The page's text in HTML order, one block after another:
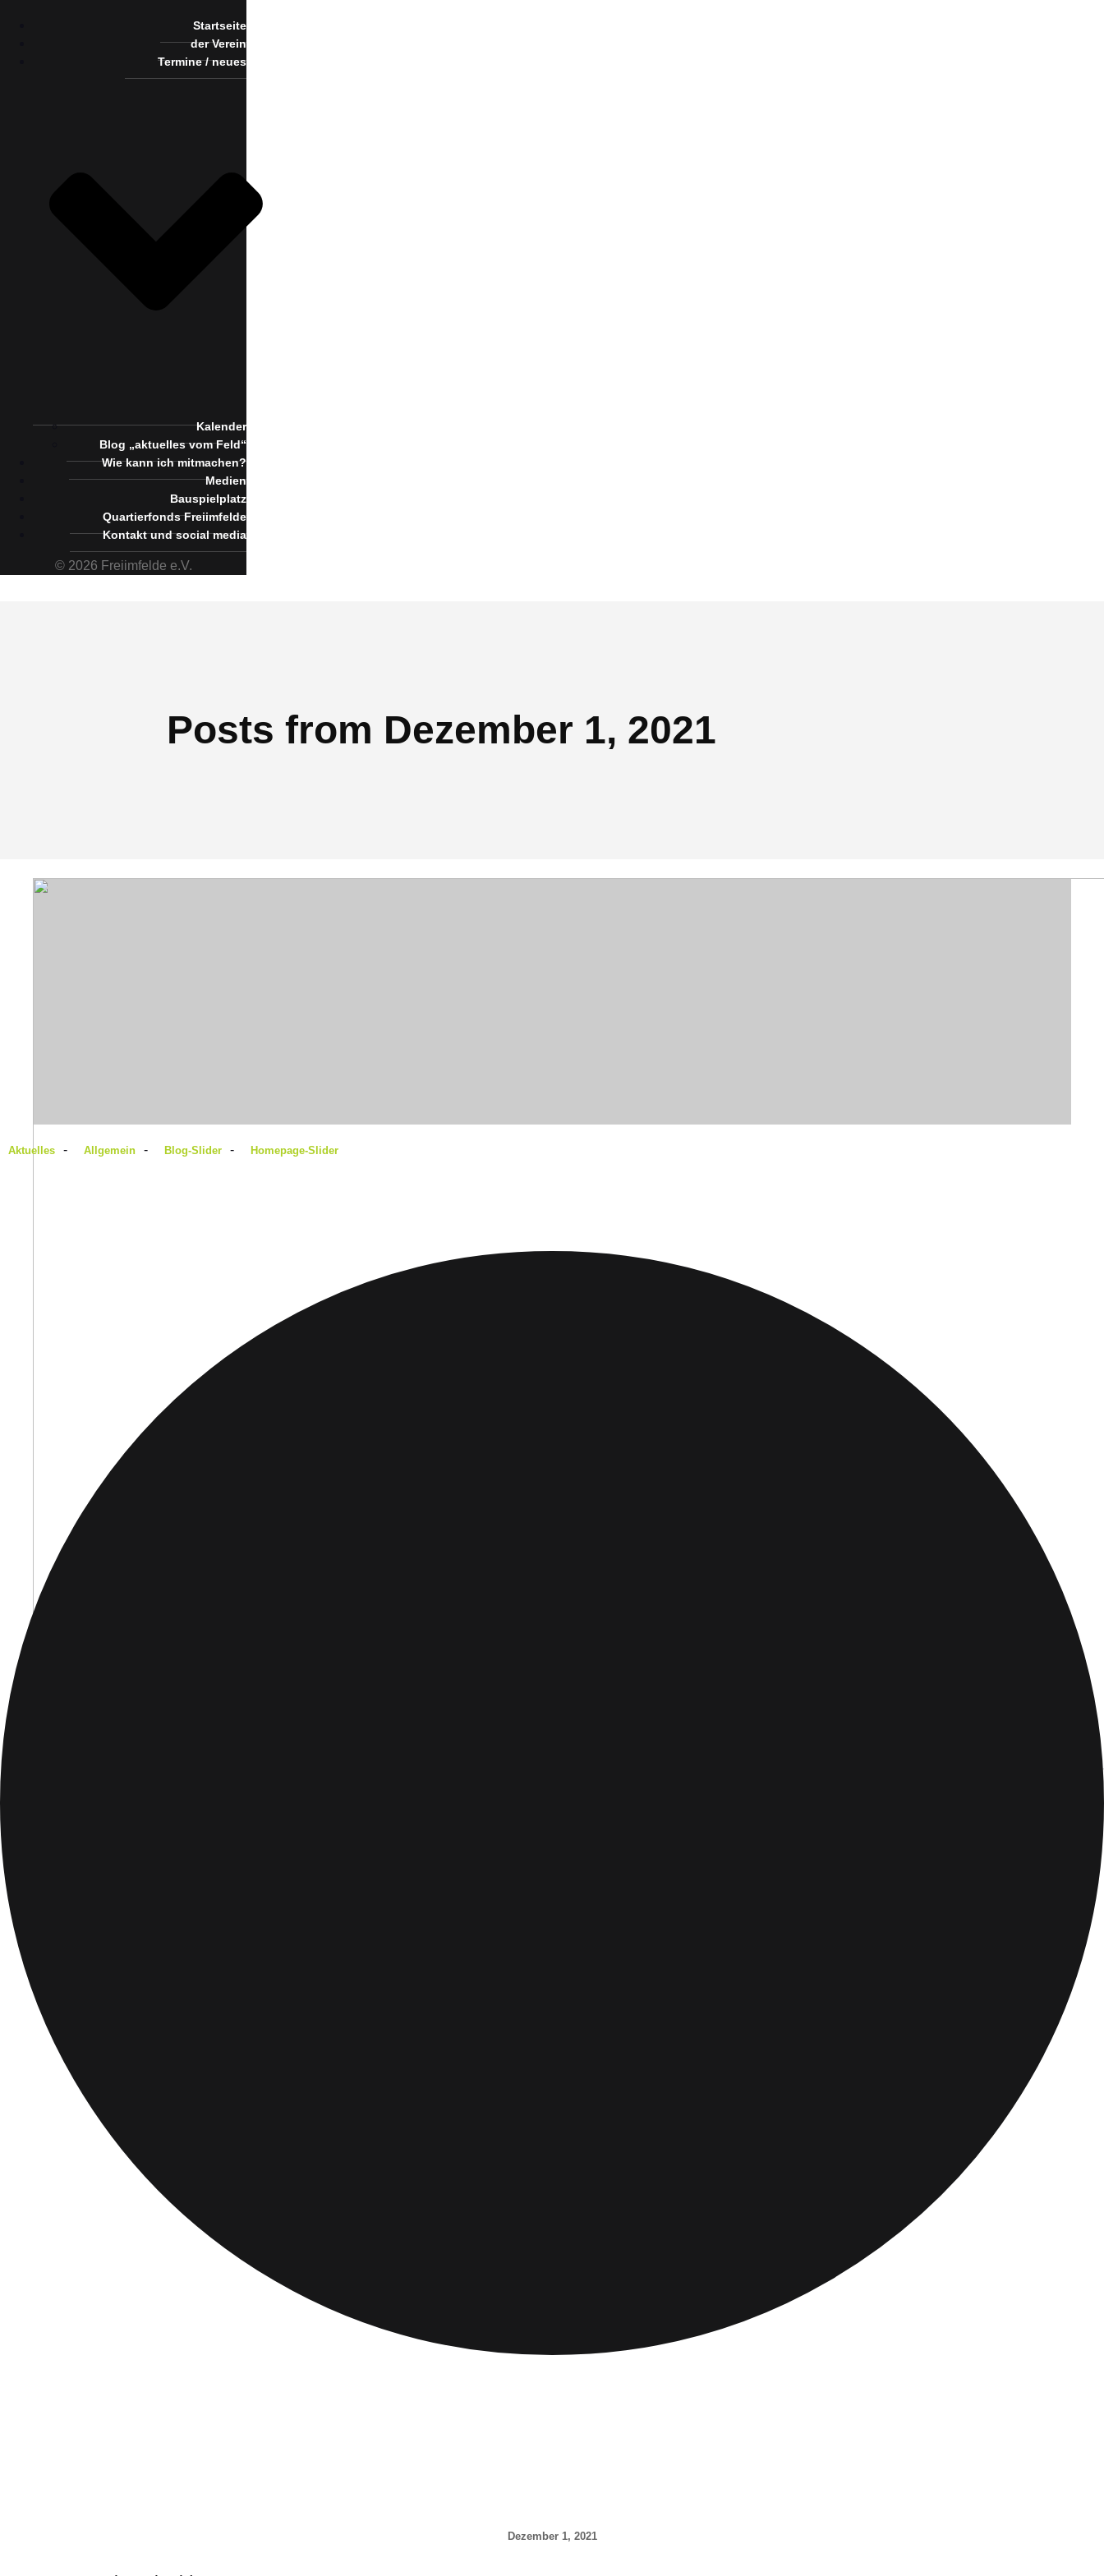
Startseite
der Verein
Termine / neues
Kalender
Blog „aktuelles vom Feld“
Wie kann ich mitmachen?
Medien
Bauspielplatz
Quartierfonds Freiimfelde
Kontakt und social media
© 2026 Freiimfelde e.V.
Posts from Dezember 1, 2021
Aktuelles - Allgemein - Blog-Slider - Homepage-Slider
Dezember 1, 2021